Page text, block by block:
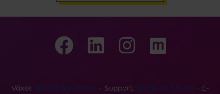
Växel: 08-50 60 70 00 • Support: 0775-70 50 00 • E-